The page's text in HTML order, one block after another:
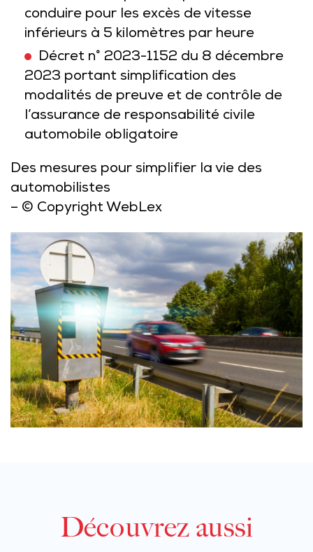
conduire pour les excès de vitesse
inférieurs à 5 kilomètres par heure
Décret n° 2023-1152 du 8 décembre
2023 portant simplification des
modalités de preuve et de contrôle de
l’assurance de responsabilité civile
automobile obligatoire
Des mesures pour simplifier la vie des
automobilistes
– © Copyright WebLex
Découvrez aussi